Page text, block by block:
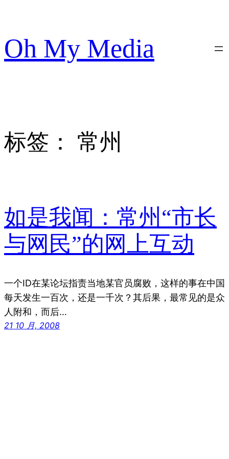
内
容
Oh My Media
标签： 常州
如是我闻：常州“市长
与网民”的网上互动
一个ID在某论坛指责当地某官员腐败，这样的事在中国
每天发生一百次，还是一千次？其后果，最常见的是众
人附和，而后…
21 10 月, 2008